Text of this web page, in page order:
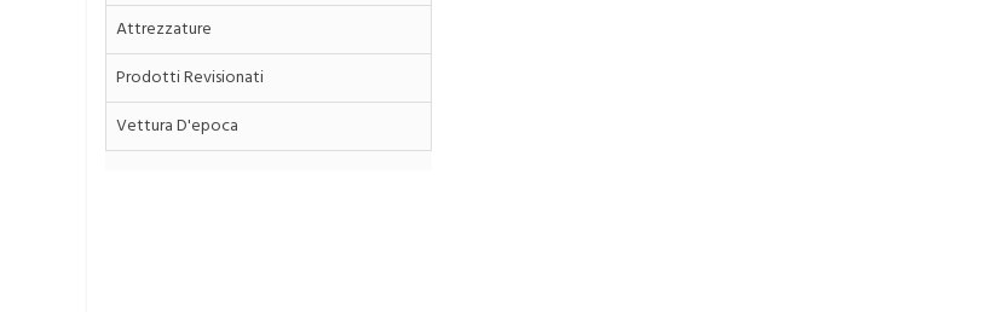
Attrezzature
Prodotti Revisionati
Vettura D'epoca